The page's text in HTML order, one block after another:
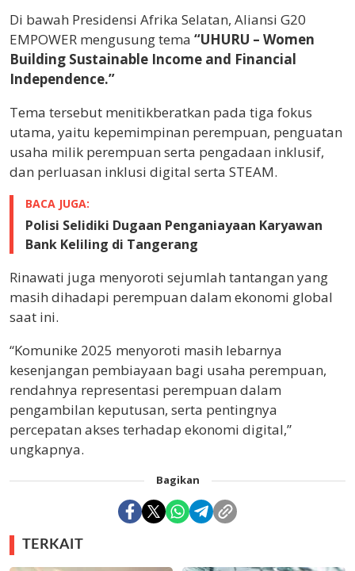
Di bawah Presidensi Afrika Selatan, Aliansi G20
EMPOWER mengusung tema “UHURU – Women
Building Sustainable Income and Financial
Independence.”
Tema tersebut menitikberatkan pada tiga fokus
utama, yaitu kepemimpinan perempuan, penguatan
usaha milik perempuan serta pengadaan inklusif,
dan perluasan inklusi digital serta STEAM.
BACA JUGA:
Polisi Selidiki Dugaan Penganiayaan Karyawan
Bank Keliling di Tangerang
Rinawati juga menyoroti sejumlah tantangan yang
masih dihadapi perempuan dalam ekonomi global
saat ini.
“Komunike 2025 menyoroti masih lebarnya
kesenjangan pembiayaan bagi usaha perempuan,
rendahnya representasi perempuan dalam
pengambilan keputusan, serta pentingnya
percepatan akses terhadap ekonomi digital,”
ungkapnya.
Bagikan
TERKAIT